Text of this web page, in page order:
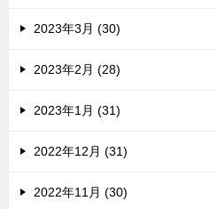
2023年3月 (30)
2023年2月 (28)
2023年1月 (31)
2022年12月 (31)
2022年11月 (30)